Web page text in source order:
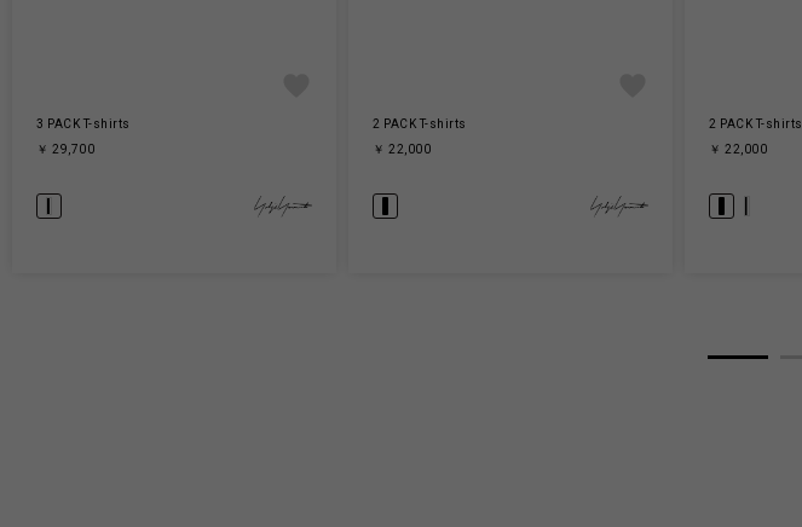
3 PACK T-shirts
￥ 29,700
2 PACK T-shirts
￥ 22,000
2 PACK T-shirts
￥ 22,000